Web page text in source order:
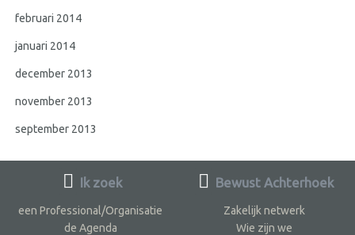
februari 2014
januari 2014
december 2013
november 2013
september 2013
Ik zoek
een Professional/Organisatie
de Agenda
Bewust Achterhoek
Zakelijk netwerk
Wie zijn we